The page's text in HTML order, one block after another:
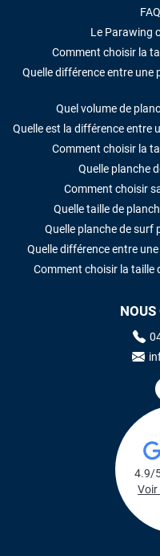
Le Parawing
Comment choisir la
Quelle différence entre
Quel volume de
Quelle est la différence entre
Comment choisir la
Quelle planche
Comment choisir
Quelle taille de
Quelle planche de surf
Quelle différence entre
Comment choisir la taille
4.9/
Voir